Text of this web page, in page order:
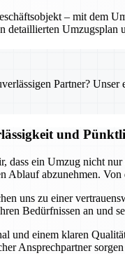
– mit dem
detaillierten
Partner?
und
dass ein Umzug nicht
Ablauf abzunehmen.
uns zu einer
Bedürfnissen an und
und einem klaren
Ansprechpartner